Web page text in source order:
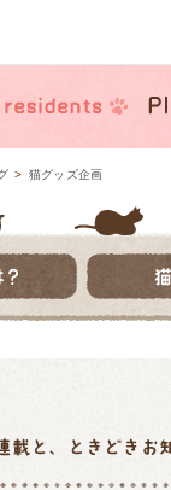
> 猫グッズ企画